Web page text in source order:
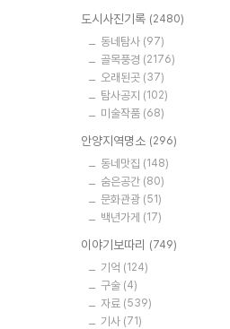
도시사진기록 (2480)
동네탐사 (97)
골목풍경 (2176)
오래된곳 (37)
탐사공지 (102)
미술작품 (68)
안양지역명소 (296)
동네맛집 (148)
숨은공간 (80)
문화관광 (51)
백년가게 (17)
이야기보따리 (749)
기억 (124)
구술 (4)
자료 (539)
기사 (71)